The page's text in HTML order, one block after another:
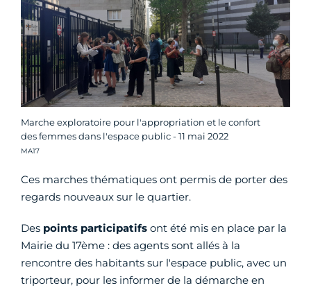
Marche exploratoire pour l'appropriation et le confort
des femmes dans l'espace public - 11 mai 2022
Crédit photo :
MA17
Ces marches thématiques ont permis de porter des
regards nouveaux sur le quartier.
Des points participatifs ont été mis en place par la
Mairie du 17ème : des agents sont allés à la
rencontre des habitants sur l'espace public, avec un
triporteur, pour les informer de la démarche en